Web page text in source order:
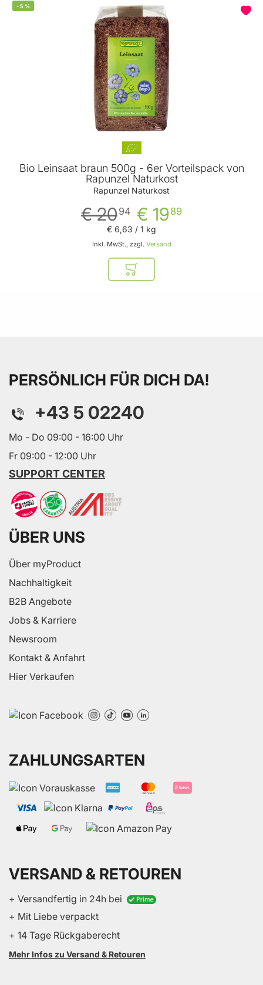
-5 %
Bio Leinsaat braun 500g - 6er Vorteilspack von
Rapunzel Naturkost
Rapunzel Naturkost
€ 1989
€ 2094
Inkl. MwSt., zzgl. Versand
€ 6,63 / 1 kg
In den Warenkorb
PERSÖNLICH FÜR DICH DA!
+43 5 02240
Mo - Do 09:00 - 16:00 Uhr
Fr 09:00 - 12:00 Uhr
SUPPORT CENTER
ÜBER UNS
Über myProduct
Nachhaltigkeit
B2B Angebote
Jobs & Karriere
Newsroom
Kontakt & Anfahrt
Hier Verkaufen
ZAHLUNGSARTEN
VERSAND & RETOUREN
+ Versandfertig in 24h bei
+ Mit Liebe verpackt
+ 14 Tage Rückgaberecht
Mehr Infos zu Versand & Retouren